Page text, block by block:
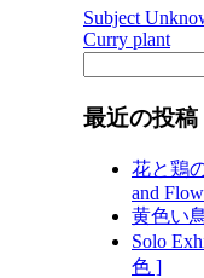
Subject
Curry plant
最近の投稿
花と鶏
and
黄色い
Solo
色 ]